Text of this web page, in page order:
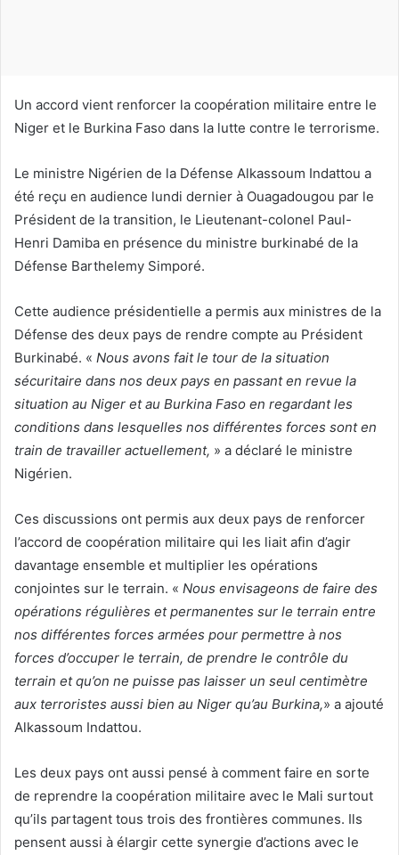
l
Un accord vient renforcer la coopération militaire entre le
Niger et le Burkina Faso dans la lutte contre le terrorisme.
Le ministre Nigérien de la Défense Alkassoum Indattou a
été reçu en audience lundi dernier à Ouagadougou par le
Président de la transition, le Lieutenant-colonel Paul-
Henri Damiba en présence du ministre burkinabé de la
Défense Barthelemy Simporé.
Cette audience présidentielle a permis aux ministres de la
Défense des deux pays de rendre compte au Président
Burkinabé. « Nous avons fait le tour de la situation
sécuritaire dans nos deux pays en passant en revue la
situation au Niger et au Burkina Faso en regardant les
conditions dans lesquelles nos différentes forces sont en
train de travailler actuellement, » a déclaré le ministre
Nigérien.
Ces discussions ont permis aux deux pays de renforcer
l’accord de coopération militaire qui les liait afin d’agir
davantage ensemble et multiplier les opérations
conjointes sur le terrain. « Nous envisageons de faire des
opérations régulières et permanentes sur le terrain entre
nos différentes forces armées pour permettre à nos
forces d’occuper le terrain, de prendre le contrôle du
terrain et qu’on ne puisse pas laisser un seul centimètre
aux terroristes aussi bien au Niger qu’au Burkina,» a ajouté
Alkassoum Indattou.
Les deux pays ont aussi pensé à comment faire en sorte
de reprendre la coopération militaire avec le Mali surtout
qu’ils partagent tous trois des frontières communes. Ils
pensent aussi à élargir cette synergie d’actions avec le